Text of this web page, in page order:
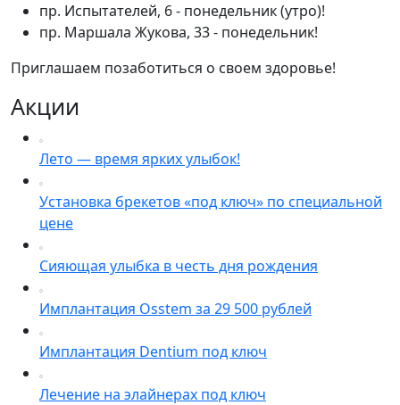
пр. Испытателей, 6 - понедельник (утро)!
пр. Маршала Жукова, 33 - понедельник!
Приглашаем позаботиться о своем здоровье!
Акции
Лето — время ярких улыбок!
Установка брекетов «под ключ» по специальной
цене
Сияющая улыбка в честь дня рождения
Имплантация Osstem за 29 500 рублей
Имплантация Dentium под ключ
Лечение на элайнерах под ключ